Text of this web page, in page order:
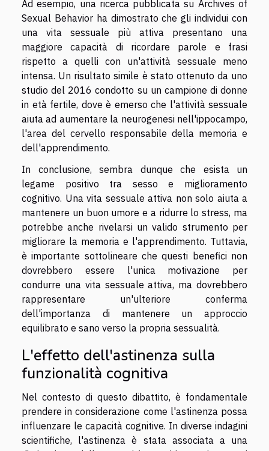
Ad esempio, una ricerca pubblicata su Archives of
Sexual Behavior ha dimostrato che gli individui con
una vita sessuale più attiva presentano una
maggiore capacità di ricordare parole e frasi
rispetto a quelli con un'attività sessuale meno
intensa. Un risultato simile è stato ottenuto da uno
studio del 2016 condotto su un campione di donne
in età fertile, dove è emerso che l'attività sessuale
aiuta ad aumentare la neurogenesi nell'ippocampo,
l'area del cervello responsabile della memoria e
dell'apprendimento.
In conclusione, sembra dunque che esista un
legame positivo tra sesso e miglioramento
cognitivo. Una vita sessuale attiva non solo aiuta a
mantenere un buon umore e a ridurre lo stress, ma
potrebbe anche rivelarsi un valido strumento per
migliorare la memoria e l'apprendimento. Tuttavia,
è importante sottolineare che questi benefici non
dovrebbero essere l'unica motivazione per
condurre una vita sessuale attiva, ma dovrebbero
rappresentare un'ulteriore conferma
dell'importanza di mantenere un approccio
equilibrato e sano verso la propria sessualità.
L'effetto dell'astinenza sulla
funzionalità cognitiva
Nel contesto di questo dibattito, è fondamentale
prendere in considerazione come l'astinenza possa
influenzare le capacità cognitive. In diverse indagini
scientifiche, l'astinenza è stata associata a una